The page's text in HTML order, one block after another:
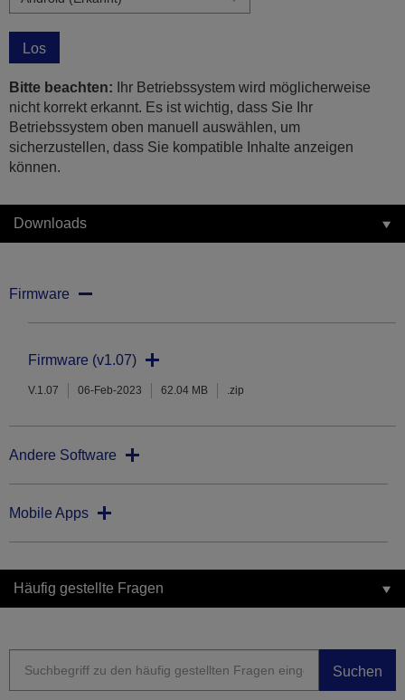
Los
Bitte beachten: Ihr Betriebssystem wird möglicherweise
nicht korrekt erkannt. Es ist wichtig, dass Sie Ihr
Betriebssystem oben manuell auswählen, um
sicherzustellen, dass Sie kompatible Inhalte anzeigen
können.
Downloads
Firmware
Firmware (v1.07)
V.1.07 06-Feb-2023 62.04 MB .zip
Andere Software
Mobile Apps
Häufig gestellte Fragen
Suchen